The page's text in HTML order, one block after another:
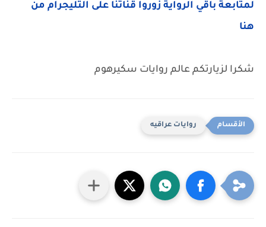
لمتابعة باقي الرواية زوروا قناتنا على التليجرام من
هنا
شكرا لزيارتكم عالم روايات سكيرهوم
روايات عراقيه